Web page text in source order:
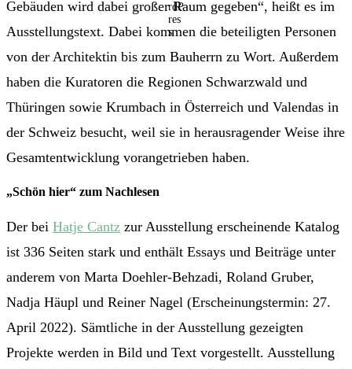
Gebäuden wird dabei großer Raum gegeben“, heißt es im
Ausstellungstext. Dabei kommen die beteiligten Personen
von der Architektin bis zum Bauherrn zu Wort. Außerdem
haben die Kuratoren die Regionen Schwarzwald und
Thüringen sowie Krumbach in Österreich und Valendas in
der Schweiz besucht, weil sie in herausragender Weise ihre
Gesamtentwicklung vorangetrieben haben.
„Schön hier“ zum Nachlesen
Der bei Hatje Cantz zur Ausstellung erscheinende Katalog
ist 336 Seiten stark und enthält Essays und Beiträge unter
anderem von Marta Doehler-Behzadi, Roland Gruber,
Nadja Häupl und Reiner Nagel (Erscheinungstermin: 27.
April 2022). Sämtliche in der Ausstellung gezeigten
Projekte werden in Bild und Text vorgestellt. Ausstellung